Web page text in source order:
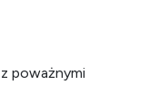
poważnymi